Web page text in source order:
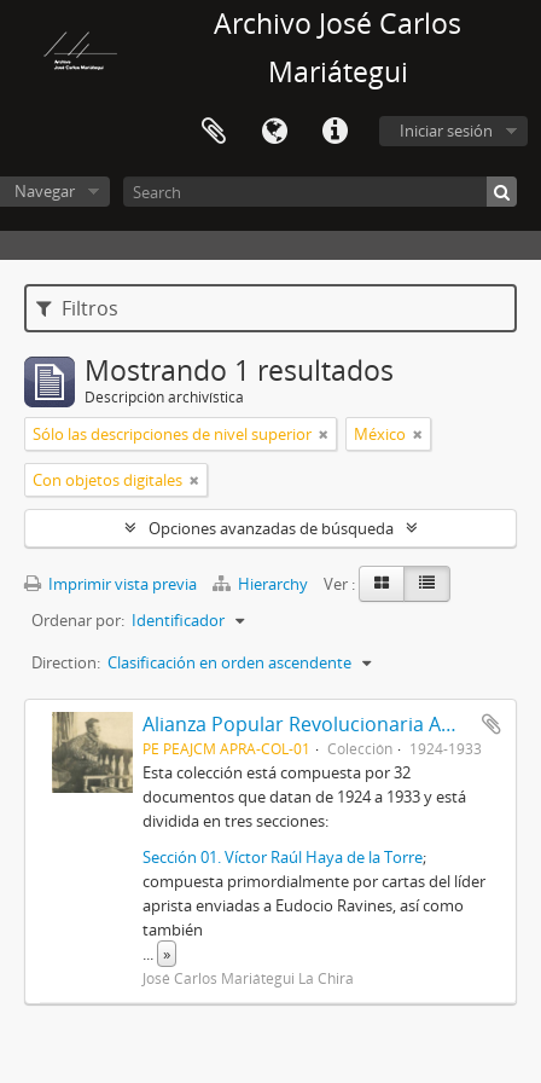
Archivo José Carlos
Mariátegui
Iniciar sesión
Navegar
Filtros
Mostrando 1 resultados
Descripción archivística
Sólo las descripciones de nivel superior México
Con objetos digitales
Opciones avanzadas de búsqueda
Imprimir vista previa Hierarchy
Ver :
Ordenar por: Identificador
Direction: Clasificación en orden ascendente
Alianza Popular Revolucionaria Americana-APRA (Colección)
PE PEAJCM APRA-COL-01 Colección 1924-1933
Esta colección está compuesta por 32
documentos que datan de 1924 a 1933 y está
dividida en tres secciones:
Sección 01. Víctor Raúl Haya de la Torre;
compuesta primordialmente por cartas del líder
aprista enviadas a Eudocio Ravines, así como
también
... »
José Carlos Mariátegui La Chira